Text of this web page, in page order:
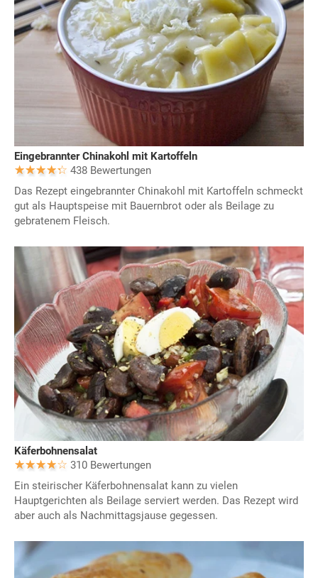
Eingebrannter Chinakohl mit Kartoffeln
438 Bewertungen
Das Rezept eingebrannter Chinakohl mit Kartoffeln schmeckt
gut als Hauptspeise mit Bauernbrot oder als Beilage zu
gebratenem Fleisch.
Käferbohnensalat
310 Bewertungen
Ein steirischer Käferbohnensalat kann zu vielen
Hauptgerichten als Beilage serviert werden. Das Rezept wird
aber auch als Nachmittagsjause gegessen.